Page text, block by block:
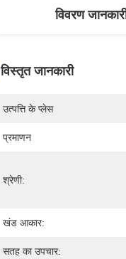
विवरण
विस्तृत जानकारी
उत्पत्ति के प्लेस
प्रमाणन
श्रेणी:
खंड आकार:
सतह का उपचार: